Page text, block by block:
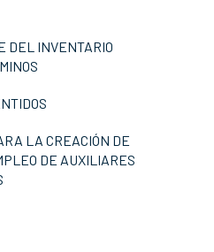
DEL INVENTARIO
LA CREACIÓN DE
DE AUXILIARES